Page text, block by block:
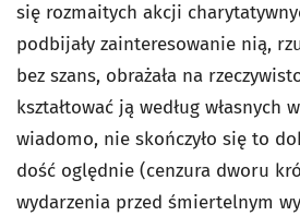
się rozmaitych akcji
podbijały zainteresowanie nią,
bez szans, obrażała na
kształtować ją według własnych
wiadomo, nie skończyło się to
dość oględnie (cenzura dworu
wydarzenia przed śmiertelnym